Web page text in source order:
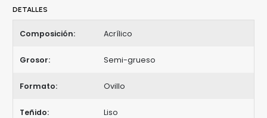
DETALLES
Composición: Acrílico
Grosor: Semi-grueso
Formato: Ovillo
Teñido: Liso